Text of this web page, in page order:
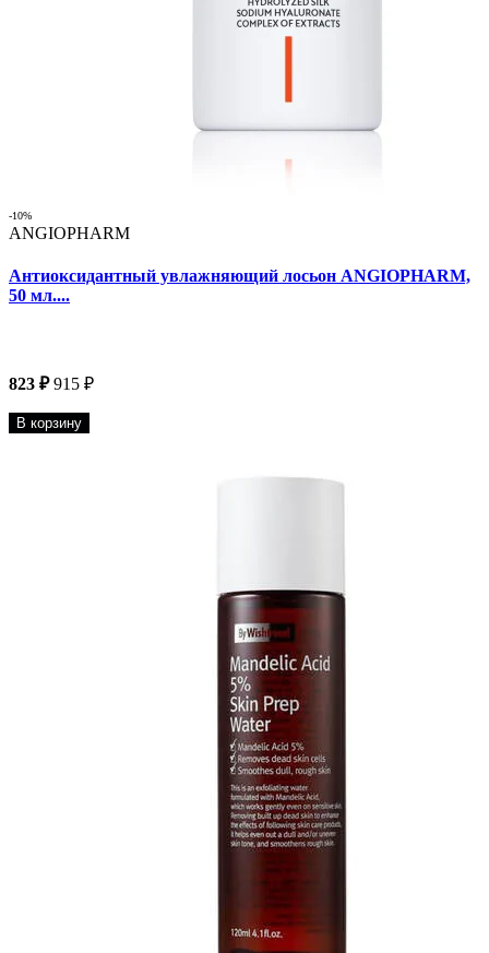
-10%
ANGIOPHARM
Антиоксидантный увлажняющий лосьон ANGIOPHARM,
50 мл....
823 ₽ 915 ₽
В корзину